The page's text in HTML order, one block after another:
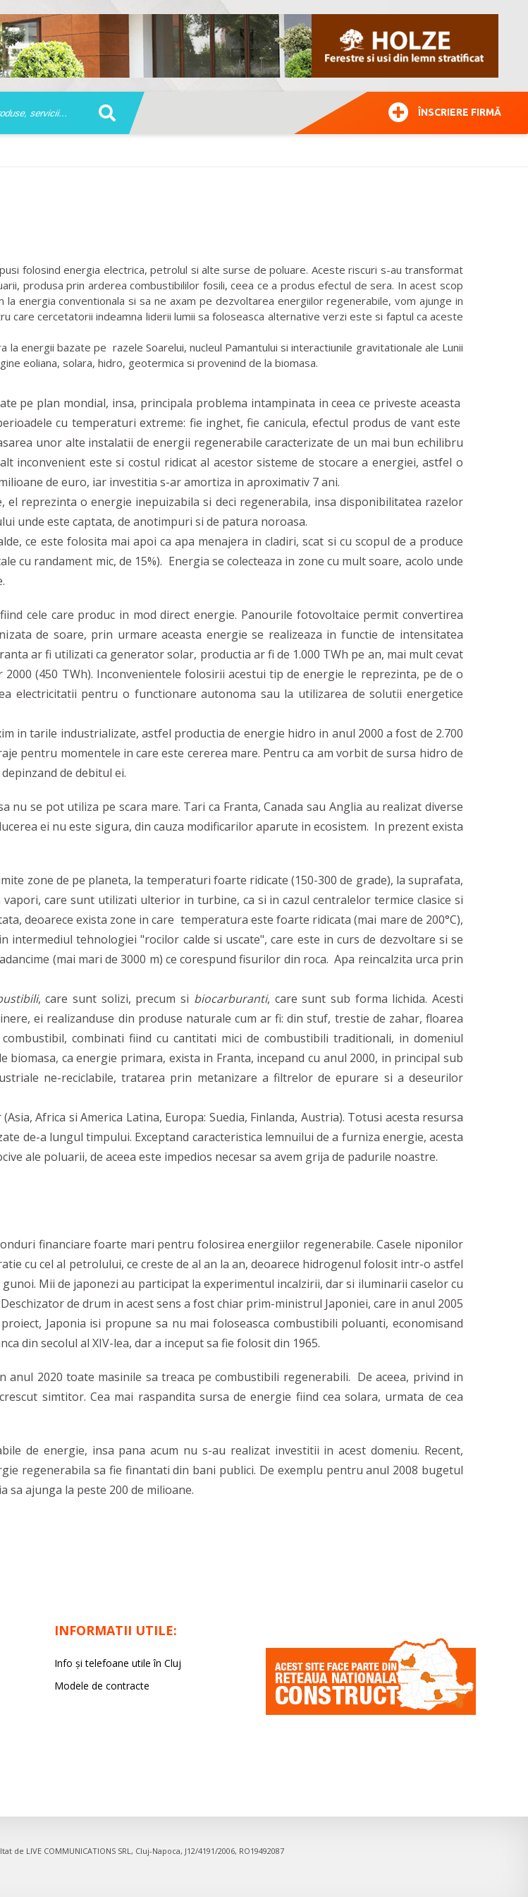
ÎNSCRIERE FIRMĂ
folosind energia electrica, petrolul si alte surse de poluare. Aceste riscuri s-au transformat
produsa prin arderea combustibililor fosili, ceea ce a produs efectul de sera. In acest scop
energia conventionala si sa ne axam pe dezvoltarea energiilor regenerabile, vom ajunge in
care cercetatorii indeamna liderii lumii sa foloseasca alternative verzi este si faptul ca aceste
energii bazate pe razele Soarelui, nucleul Pamantului si interactiunile gravitationale ale Lunii
eoliana, solara, hidro, geotermica si provenind de la biomasa.
pe plan mondial, insa, principala problema intampinata in ceea ce priveste aceasta
cu temperaturi extreme: fie inghet, fie canicula, efectul produs de vant este
unor alte instalatii de energii regenerabile caracterizate de un mai bun echilibru
inconvenient este si costul ridicat al acestor sisteme de stocare a energiei, astfel o
de euro, iar investitia s-ar amortiza in aproximativ 7 ani.
reprezinta o energie inepuizabila si deci regenerabila, insa disponibilitatea razelor
unde este captata, de anotimpuri si de patura noroasa.
ce este folosita mai apoi ca apa menajera in cladiri, scat si cu scopul de a produce
randament mic, de 15%). Energia se colecteaza in zone cu mult soare, acolo unde
cele care produc in mod direct energie. Panourile fotovoltaice permit convertirea
de soare, prin urmare aceasta energie se realizeaza in functie de intensitatea
ar fi utilizati ca generator solar, productia ar fi de 1.000 TWh pe an, mai mult cevat
(450 TWh). Inconvenientele folosirii acestui tip de energie le reprezinta, pe de o
electricitatii pentru o functionare autonoma sau la utilizarea de solutii energetice
in tarile industrializate, astfel productia de energie hidro in anul 2000 a fost de 2.700
pentru momentele in care este cererea mare. Pentru ca am vorbit de sursa hidro de
de debitul ei.
nu se pot utiliza pe scara mare. Tari ca Franta, Canada sau Anglia au realizat diverse
ei nu este sigura, din cauza modificarilor aparute in ecosistem. In prezent exista
zone de pe planeta, la temperaturi foarte ridicate (150-300 de grade), la suprafata,
care sunt utilizati ulterior in turbine, ca si in cazul centralelor termice clasice si
deoarece exista zone in care temperatura este foarte ridicata (mai mare de 200°C),
tehnologiei "rocilor calde si uscate", care este in curs de dezvoltare si se
(mai mari de 3000 m) ce corespund fisurilor din roca. Apa reincalzita urca prin
, care sunt solizi, precum si biocarburanti, care sunt sub forma lichida. Acesti
ei realizanduse din produse naturale cum ar fi: din stuf, trestie de zahar, floarea
combinati fiind cu cantitati mici de combustibili traditionali, in domeniul
ca energie primara, exista in Franta, incepand cu anul 2000, in principal sub
ne-reciclabile, tratarea prin metanizare a filtrelor de epurare si a deseurilor
Africa si America Latina, Europa: Suedia, Finlanda, Austria). Totusi acesta resursa
de-a lungul timpului. Exceptand caracteristica lemnuilui de a furniza energie, acesta
ale poluarii, de aceea este impedios necesar sa avem grija de padurile noastre.
financiare foarte mari pentru folosirea energiilor regenerabile. Casele niponilor
cu cel al petrolului, ce creste de al an la an, deoarece hidrogenul folosit intr-o astfel
Mii de japonezi au participat la experimentul incalzirii, dar si iluminarii caselor cu
de drum in acest sens a fost chiar prim-ministrul Japoniei, care in anul 2005
Japonia isi propune sa nu mai foloseasca combustibili poluanti, economisand
din secolul al XIV-lea, dar a inceput sa fie folosit din 1965.
2020 toate masinile sa treaca pe combustibili regenerabili. De aceea, privind in
simtitor. Cea mai raspandita sursa de energie fiind cea solara, urmata de cea
de energie, insa pana acum nu s-au realizat investitii in acest domeniu. Recent,
regenerabila sa fie finantati din bani publici. De exemplu pentru anul 2008 bugetul
sa ajunga la peste 200 de milioane.
INFORMATII UTILE:
Info și telefoane utile în Cluj
Modele de contracte
de LIVE COMMUNICATIONS SRL, Cluj-Napoca, J12/4191/2006, RO19492087